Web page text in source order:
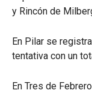
y Rincón de
En Pilar se
tentativa con un
En Tres de